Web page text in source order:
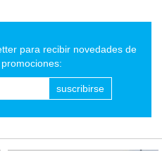
para recibir novedades de
suscribirse